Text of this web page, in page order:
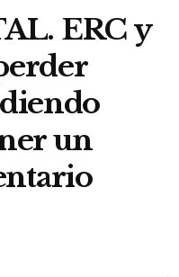
ERC y
un